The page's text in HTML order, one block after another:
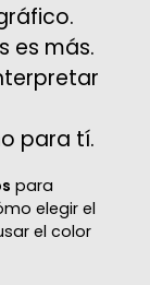
es más.
para tí.
para
elegir el
el color